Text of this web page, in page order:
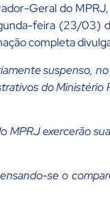
Geral do
feira (23/03)
completa
suspenso,
do Ministério
MPRJ exercerão
se o